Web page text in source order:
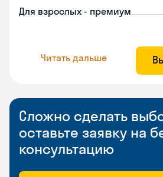
Для взрослых - премиум
Читать дальше
Сложно сделать
оставьте заявку на
консультацию